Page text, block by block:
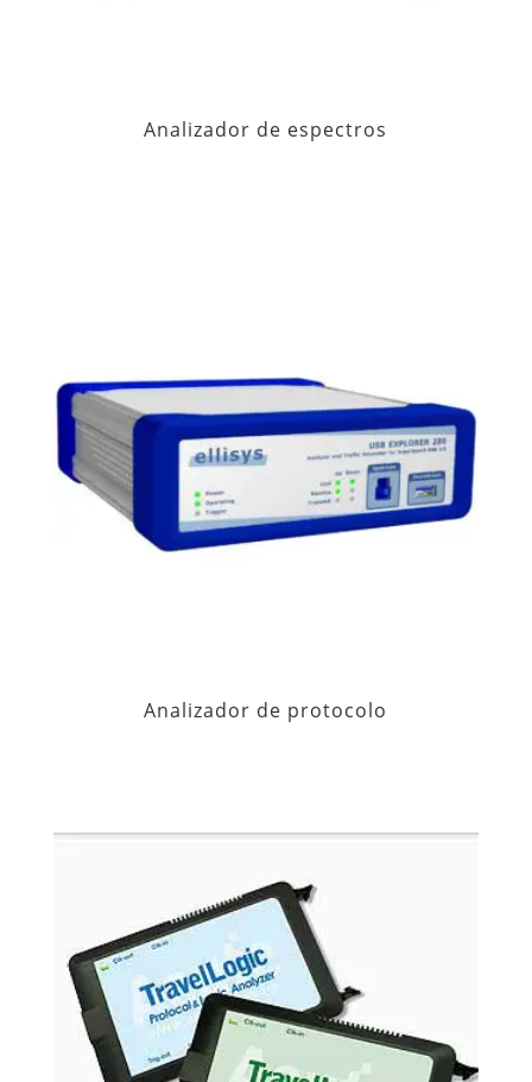
Analizador de espectros
Analizador de protocolo